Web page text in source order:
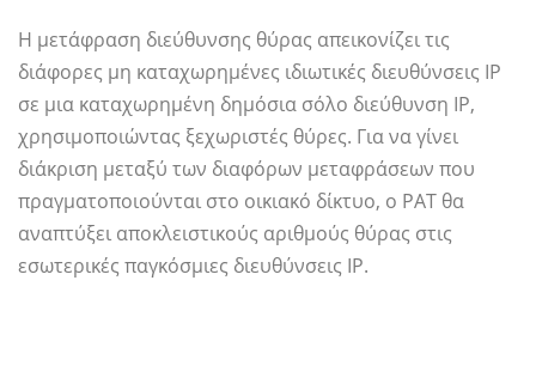
Η μετάφραση διεύθυνσης θύρας απεικονίζει τις
διάφορες μη καταχωρημένες ιδιωτικές διευθύνσεις IP
σε μια καταχωρημένη δημόσια σόλο διεύθυνση IP,
χρησιμοποιώντας ξεχωριστές θύρες. Για να γίνει
διάκριση μεταξύ των διαφόρων μεταφράσεων που
πραγματοποιούνται στο οικιακό δίκτυο, ο PAT θα
αναπτύξει αποκλειστικούς αριθμούς θύρας στις
εσωτερικές παγκόσμιες διευθύνσεις IP.